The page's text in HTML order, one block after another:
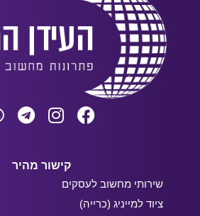
קישור מהיר
שירותי מחשוב לעסקים
ציוד למייניג (כרייה)